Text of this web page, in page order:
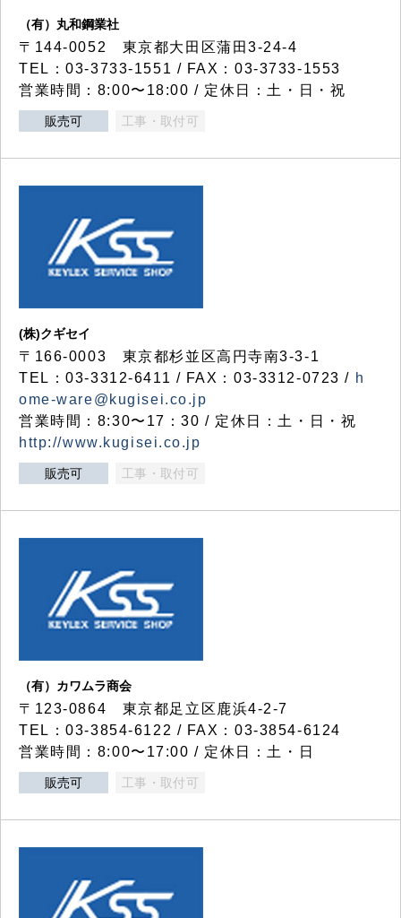
（有）丸和鋼業社
〒144-0052 東京都大田区蒲田3-24-4
TEL：03-3733-1551 / FAX：03-3733-1553
営業時間：8:00〜18:00 / 定休日：土・日・祝
販売可 工事・取付可
(株)クギセイ
〒166-0003 東京都杉並区高円寺南3-3-1
TEL：03-3312-6411 / FAX：03-3312-0723 / h
ome-ware@kugisei.co.jp
営業時間：8:30〜17：30 / 定休日：土・日・祝
http://www.kugisei.co.jp
販売可 工事・取付可
（有）カワムラ商会
〒123-0864 東京都足立区鹿浜4-2-7
TEL：03-3854-6122 / FAX：03-3854-6124
営業時間：8:00〜17:00 / 定休日：土・日
販売可 工事・取付可